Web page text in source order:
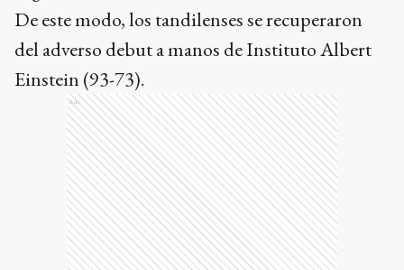
De este modo, los tandilenses se recuperaron
del adverso debut a manos de Instituto Albert
Einstein (93-73).
Ads